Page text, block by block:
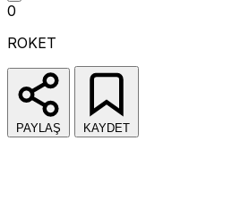
0
ROKET
PAYLAŞ KAYDET